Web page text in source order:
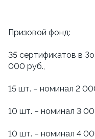
Призовой фонд:
35 сертификатов в
000 руб.,
15 шт. – номинал 2
10 шт. – номинал 3
10 шт. – номинал 4